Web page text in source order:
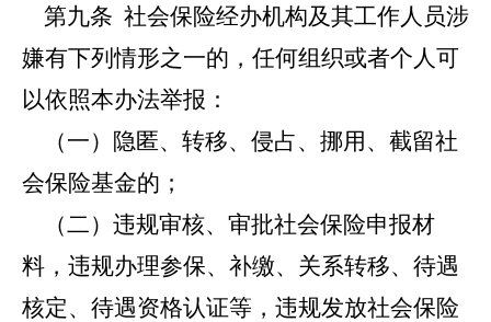
第九条 社会保险经办机构及其工作人员涉
嫌有下列情形之一的，任何组织或者个人可
以依照本办法举报：
（一）隐匿、转移、侵占、挪用、截留社
会保险基金的；
（二）违规审核、审批社会保险申报材
料，违规办理参保、补缴、关系转移、待遇
核定、待遇资格认证等，违规发放社会保险